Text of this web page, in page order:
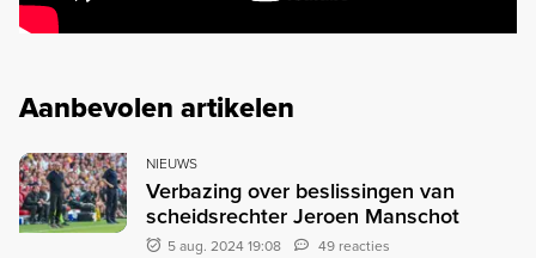
Aanbevolen artikelen
NIEUWS
Verbazing over beslissingen van
scheidsrechter Jeroen Manschot
5 aug. 2024 19:08 49 reacties